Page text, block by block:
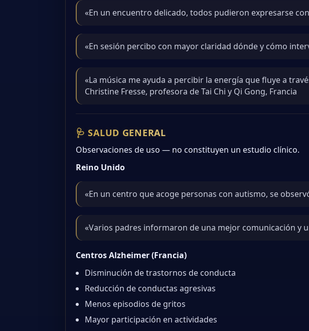
«En un encuentro delicado, todos pudieron expresarse
«En sesión percibo con mayor claridad dónde y cómo
«La música me ayuda a percibir la energía que fluye a
Christine Fresse, profesora de Tai Chi y Qi Gong, Francia
🩺 SALUD GENERAL
Observaciones de uso — no constituyen un estudio clínico.
Reino Unido
«En un centro que acoge personas con autismo, se
«Varios padres informaron de una mejor comunicación y
Centros Alzheimer (Francia)
Disminución de trastornos de conducta
Reducción de conductas agresivas
Menos episodios de gritos
Mayor participación en actividades